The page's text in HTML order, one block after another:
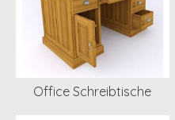
Office Schreibtische